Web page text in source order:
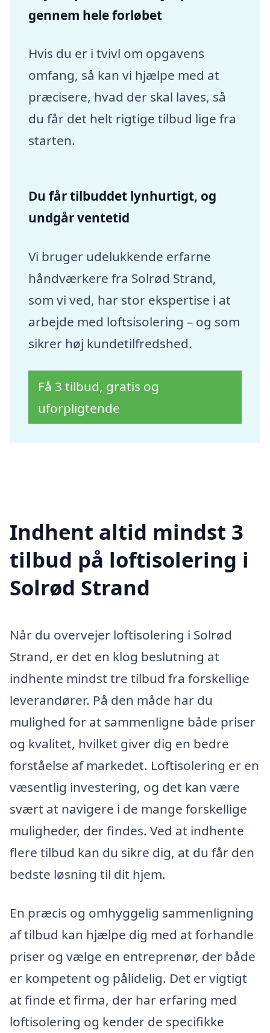
gennem hele forløbet
Hvis du er i tvivl om opgavens
omfang, så kan vi hjælpe med at
præcisere, hvad der skal laves, så
du får det helt rigtige tilbud lige fra
starten.
Du får tilbuddet lynhurtigt, og
undgår ventetid
Vi bruger udelukkende erfarne
håndværkere fra Solrød Strand,
som vi ved, har stor ekspertise i at
arbejde med loftsisolering – og som
sikrer høj kundetilfredshed.
Få 3 tilbud, gratis og
uforpligtende
Indhent altid mindst 3
tilbud på loftisolering i
Solrød Strand
Når du overvejer loftisolering i Solrød
Strand, er det en klog beslutning at
indhente mindst tre tilbud fra forskellige
leverandører. På den måde har du
mulighed for at sammenligne både priser
og kvalitet, hvilket giver dig en bedre
forståelse af markedet. Loftisolering er en
væsentlig investering, og det kan være
svært at navigere i de mange forskellige
muligheder, der findes. Ved at indhente
flere tilbud kan du sikre dig, at du får den
bedste løsning til dit hjem.
En præcis og omhyggelig sammenligning
af tilbud kan hjælpe dig med at forhandle
priser og vælge en entreprenør, der både
er kompetent og pålidelig. Det er vigtigt
at finde et firma, der har erfaring med
loftisolering og kender de specifikke